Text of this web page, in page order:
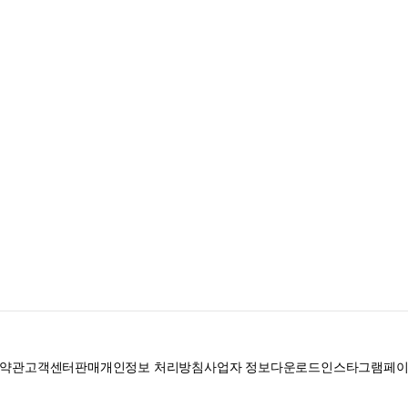
관고객센터판매개인정보 처리방침사업자 정보다운로드인스타그램페